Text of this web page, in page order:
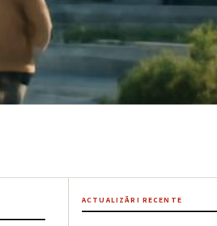
seamănă cu
ACTUALIZĂRI RECENTE